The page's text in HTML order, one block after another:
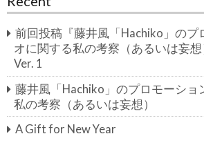
前回投稿『藤井風「Hachiko」のプ
オに関する私の考察（あるいは妄
Ver. 1
藤井風「Hachiko」のプロモーショ
私の考察（あるいは妄想）
A Gift for New Year